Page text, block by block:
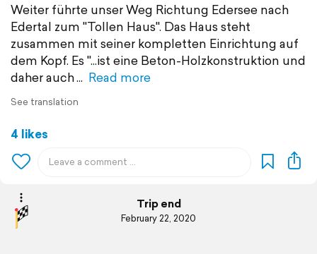
Weiter führte unser Weg Richtung Edersee nach
Edertal zum "Tollen Haus". Das Haus steht
zusammen mit seiner kompletten Einrichtung auf
dem Kopf. Es "...ist eine Beton-Holzkonstruktion und
daher auch
Read more
See translation
4 likes
Trip end
February 22, 2020